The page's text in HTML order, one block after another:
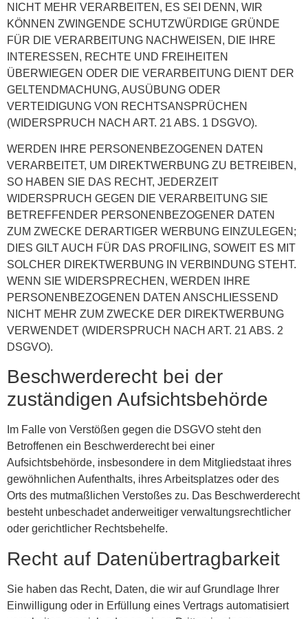
NICHT MEHR VERARBEITEN, ES SEI DENN, WIR
KÖNNEN ZWINGENDE SCHUTZWÜRDIGE GRÜNDE
FÜR DIE VERARBEITUNG NACHWEISEN, DIE IHRE
INTERESSEN, RECHTE UND FREIHEITEN
ÜBERWIEGEN ODER DIE VERARBEITUNG DIENT DER
GELTENDMACHUNG, AUSÜBUNG ODER
VERTEIDIGUNG VON RECHTSANSPRÜCHEN
(WIDERSPRUCH NACH ART. 21 ABS. 1 DSGVO).
WERDEN IHRE PERSONENBEZOGENEN DATEN
VERARBEITET, UM DIREKTWERBUNG ZU BETREIBEN,
SO HABEN SIE DAS RECHT, JEDERZEIT
WIDERSPRUCH GEGEN DIE VERARBEITUNG SIE
BETREFFENDER PERSONENBEZOGENER DATEN
ZUM ZWECKE DERARTIGER WERBUNG EINZULEGEN;
DIES GILT AUCH FÜR DAS PROFILING, SOWEIT ES MIT
SOLCHER DIREKTWERBUNG IN VERBINDUNG STEHT.
WENN SIE WIDERSPRECHEN, WERDEN IHRE
PERSONENBEZOGENEN DATEN ANSCHLIESSEND
NICHT MEHR ZUM ZWECKE DER DIREKTWERBUNG
VERWENDET (WIDERSPRUCH NACH ART. 21 ABS. 2
DSGVO).
Beschwerde­recht bei der
zuständigen Aufsichts­behörde
Im Falle von Verstößen gegen die DSGVO steht den
Betroffenen ein Beschwerderecht bei einer
Aufsichtsbehörde, insbesondere in dem Mitgliedstaat ihres
gewöhnlichen Aufenthalts, ihres Arbeitsplatzes oder des
Orts des mutmaßlichen Verstoßes zu. Das Beschwerderecht
besteht unbeschadet anderweitiger verwaltungsrechtlicher
oder gerichtlicher Rechtsbehelfe.
Recht auf Daten­übertrag­barkeit
Sie haben das Recht, Daten, die wir auf Grundlage Ihrer
Einwilligung oder in Erfüllung eines Vertrags automatisiert